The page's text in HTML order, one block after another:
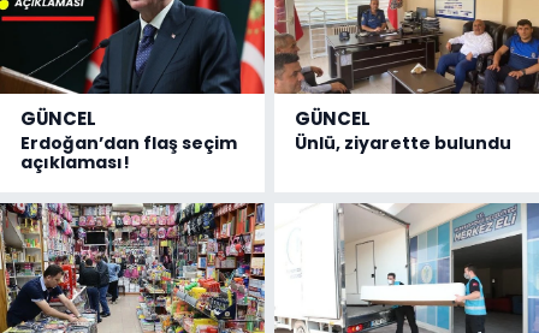
GÜNCEL
Erdoğan’dan flaş seçim
açıklaması!
GÜNCEL
Ünlü, ziyarette bulundu